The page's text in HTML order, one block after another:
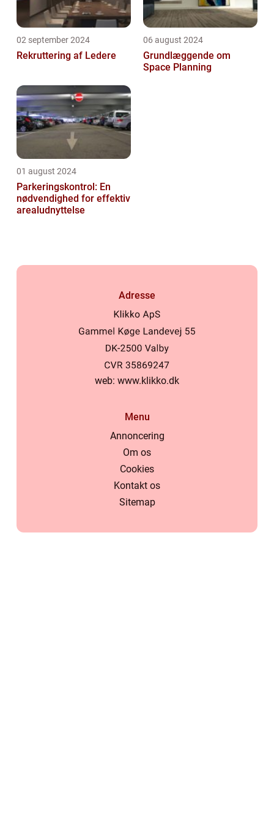
02 september 2024
Rekruttering af Ledere
06 august 2024
Grundlæggende om
Space Planning
01 august 2024
Parkeringskontrol: En
nødvendighed for effektiv
arealudnyttelse
Adresse
web: www.klikko.dk
Menu
Annoncering
Om os
Cookies
Kontakt os
Sitemap